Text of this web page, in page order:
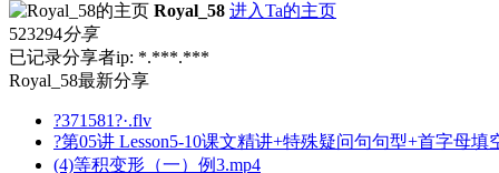
Royal_58 进入Ta的主页
523294分享
已记录分享者ip: *.***.***
Royal_58最新分享
?371581?·.flv
?第05讲 Lesson5-10课文精讲+特殊疑问句句型+首字母填
(4)等积变形（一）例3.mp4